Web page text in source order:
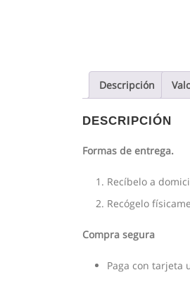
Descripción
DESCRIPCIÓN
Formas de entrega.
Recíbelo a
Recógelo
Compra segura
Paga con tarjeta